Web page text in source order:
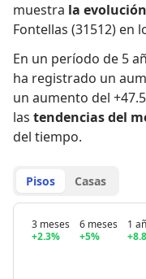
muestra la
Fontellas (31512) en
En un período de 5
ha registrado un
un aumento del
las tendencias del
del tiempo.
Pisos Casas
3 meses
+2.3%
6 meses
+5%
1